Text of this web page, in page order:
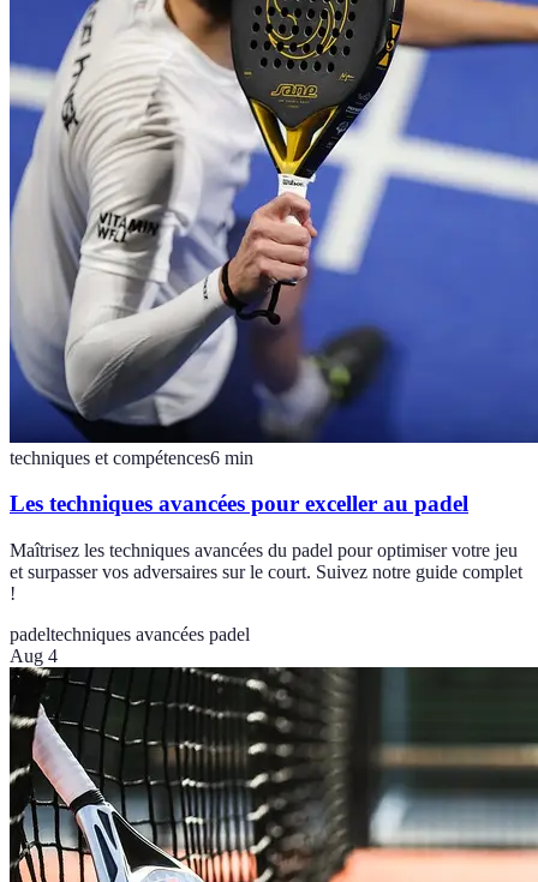
techniques et compétences6 min
Les techniques avancées pour exceller au padel
Maîtrisez les techniques avancées du padel pour optimiser votre jeu
et surpasser vos adversaires sur le court. Suivez notre guide complet
!
padeltechniques avancées padel
Aug 4